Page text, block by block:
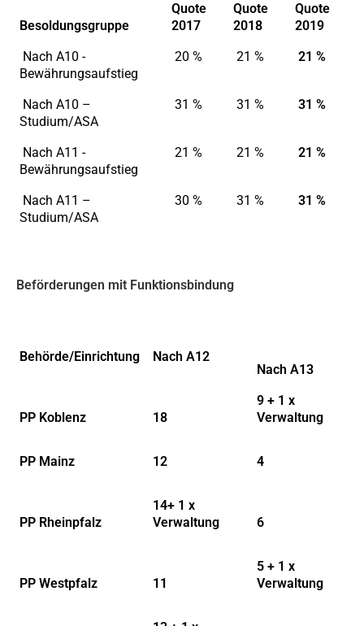
Besoldungsgruppe
Quote
2017
Quote
2018
Quote
2019
Nach A10 -
Bewährungsaufstieg
20 % 21 % 21 %
Nach A10 –
Studium/ASA
31 % 31 % 31 %
Nach A11 -
Bewährungsaufstieg
21 % 21 % 21 %
Nach A11 –
Studium/ASA
30 % 31 % 31 %
Beförderungen mit Funktionsbindung
Behörde/Einrichtung
Nach A12
Nach A13
PP Koblenz 18
9 + 1 x
Verwaltung
PP Mainz 12 4
PP Rheinpfalz
14+ 1 x
Verwaltung
6
PP Westpfalz 11
5 + 1 x
Verwaltung